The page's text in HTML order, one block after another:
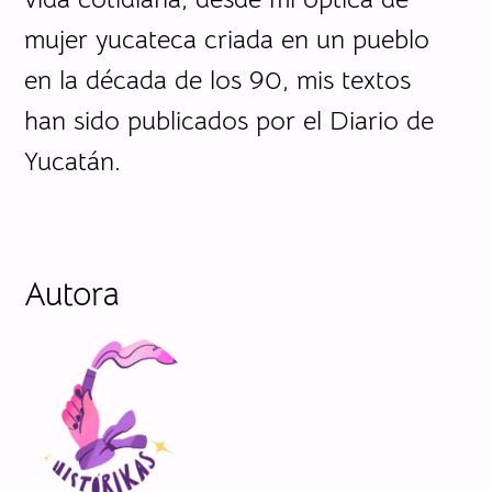
mujer yucateca criada en un pueblo
en la década de los 90, mis textos
han sido publicados por el Diario de
Yucatán.
Autora